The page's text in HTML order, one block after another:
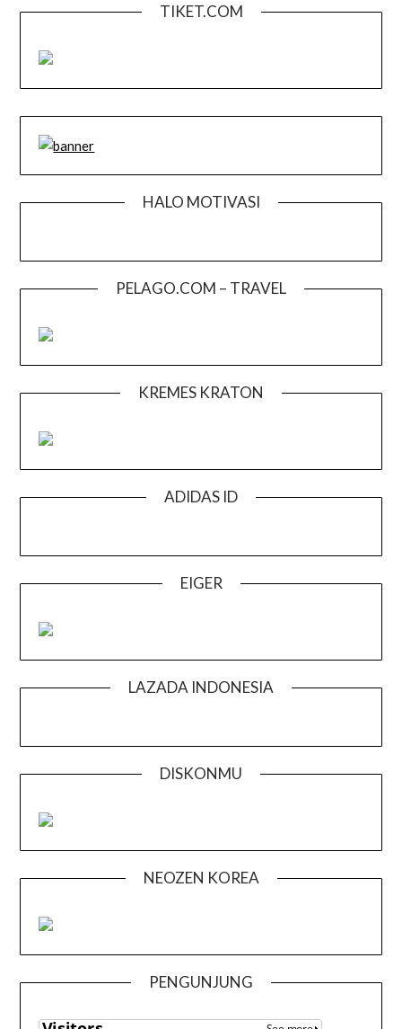
TIKET.COM
HALO MOTIVASI
PELAGO.COM – TRAVEL
KREMES KRATON
ADIDAS ID
EIGER
LAZADA INDONESIA
DISKONMU
NEOZEN KOREA
PENGUNJUNG